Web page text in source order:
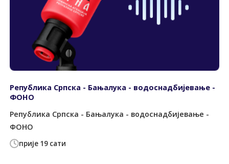
прије 19 сати
Република Српска - Бањалука - водоснадбијевање -
ФОНО
Република Српска - Бањалука - водоснадбијевање -
ФОНО